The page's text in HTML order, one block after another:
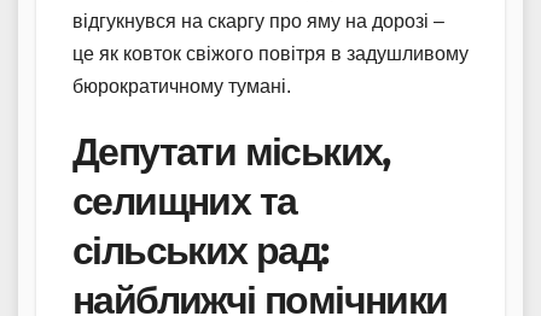
відгукнувся на скаргу про яму на дорозі –
це як ковток свіжого повітря в задушливому
бюрократичному тумані.
Депутати міських,
селищних та
сільських рад:
найближчі помічники